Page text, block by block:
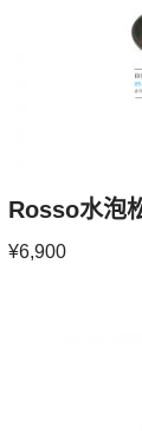
Rosso水泡
¥6,900